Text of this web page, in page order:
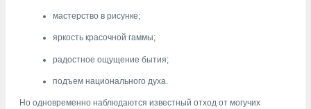
мастерство в рисунке;
яркость красочной гаммы;
радостное ощущение бытия;
подъем национального духа.
Но одновременно наблюдаются известный отход от могучих